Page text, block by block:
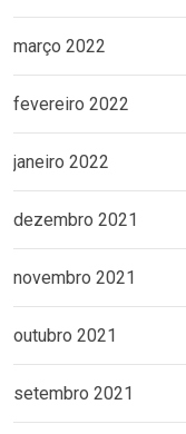
março 2022
fevereiro 2022
janeiro 2022
dezembro 2021
novembro 2021
outubro 2021
setembro 2021